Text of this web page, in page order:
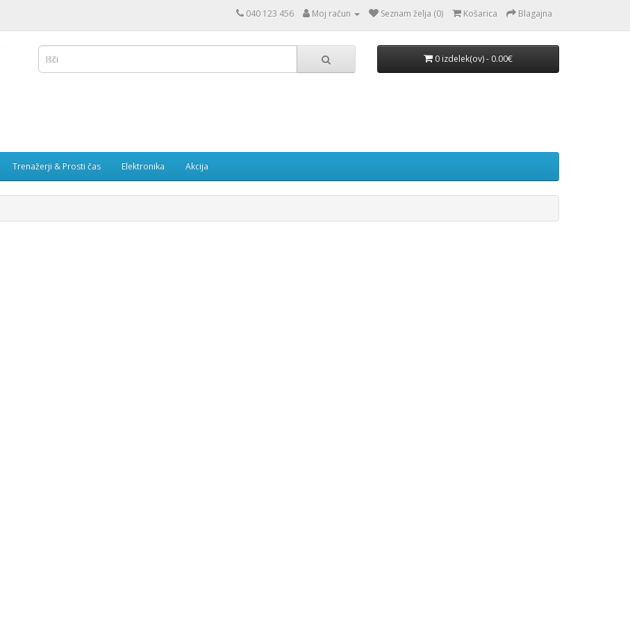
040 123 456 Moj račun Seznam želja (0) Košarica Blagajna
0 izdelek(ov) - 0.00€
Trenažerji & Prosti čas Elektronika Akcija